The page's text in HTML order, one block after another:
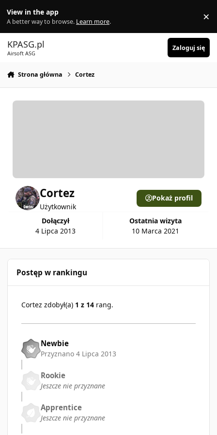
View in the app
A better way to browse. Learn more. ×
KPASG.pl
Airsoft ASG
Zaloguj się
Strona główna Cortez
Cortez
Użytkownik
Dołączył
4 Lipca 2013
Ostatnia wizyta
10 Marca 2021
Pokaż profil
Postęp w rankingu
Cortez zdobył(a) 1 z 14 rang.
Newbie
Przyznano 4 Lipca 2013
Rookie
Jeszcze nie przyznane
Apprentice
Jeszcze nie przyznane